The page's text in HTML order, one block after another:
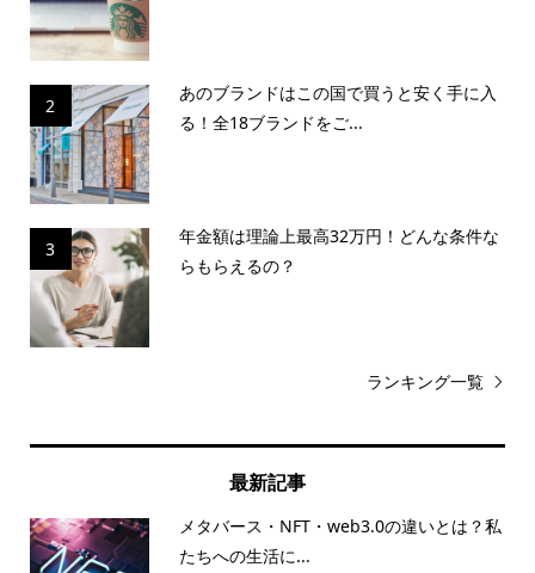
2
あのブランドはこの国で買うと安く手に入
る！全18ブランドをご...
3
年金額は理論上最高32万円！どんな条件な
らもらえるの？
ランキング一覧
最新記事
メタバース・NFT・web3.0の違いとは？私
たちへの生活に...